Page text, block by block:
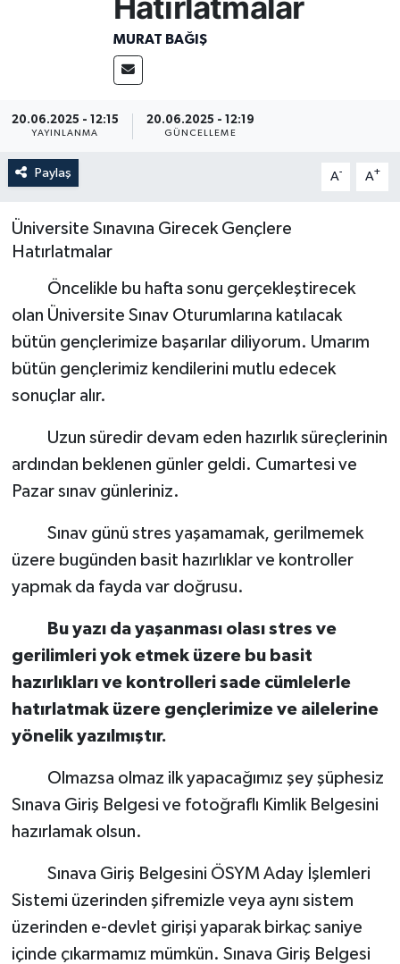
MURAT BAĞIŞ
20.06.2025 - 12:15
YAYINLANMA
20.06.2025 - 12:19
GÜNCELLEME
Paylaş A- A+
Üniversite Sınavına Girecek Gençlere
Hatırlatmalar
Öncelikle bu hafta sonu gerçekleştirecek
olan Üniversite Sınav Oturumlarına katılacak
bütün gençlerimize başarılar diliyorum. Umarım
bütün gençlerimiz kendilerini mutlu edecek
sonuçlar alır.
Uzun süredir devam eden hazırlık süreçlerinin
ardından beklenen günler geldi. Cumartesi ve
Pazar sınav günleriniz.
Sınav günü stres yaşamamak, gerilmemek
üzere bugünden basit hazırlıklar ve kontroller
yapmak da fayda var doğrusu.
Bu yazı da yaşanması olası stres ve
gerilimleri yok etmek üzere bu basit
hazırlıkları ve kontrolleri sade cümlelerle
hatırlatmak üzere gençlerimize ve ailelerine
yönelik yazılmıştır.
Olmazsa olmaz ilk yapacağımız şey şüphesiz
Sınava Giriş Belgesi ve fotoğraflı Kimlik Belgesini
hazırlamak olsun.
Sınava Giriş Belgesini ÖSYM Aday İşlemleri
Sistemi üzerinden şifremizle veya aynı sistem
üzerinden e-devlet girişi yaparak birkaç saniye
içinde çıkarmamız mümkün. Sınava Giriş Belgesi
Resmi İlan
Siyaset
Spor